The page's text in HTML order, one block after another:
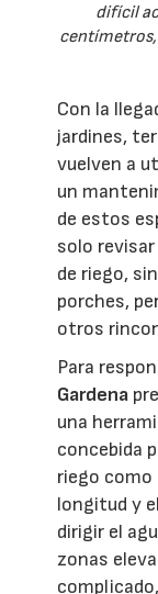
difícil
centímetros,
Con la
jardines,
vuelven a
un
de estos
solo
de riego,
porches,
otros
Para
Gardena
una
concebida
riego como
longitud y
dirigir el
zonas